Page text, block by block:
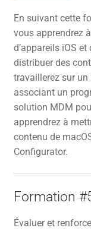
En suivant cette
vous apprendrez
d’appareils iOS et
distribuer des
travaillerez sur
associant un
solution MDM
apprendrez à
contenu de
Configurator.
Formation
Évaluer et